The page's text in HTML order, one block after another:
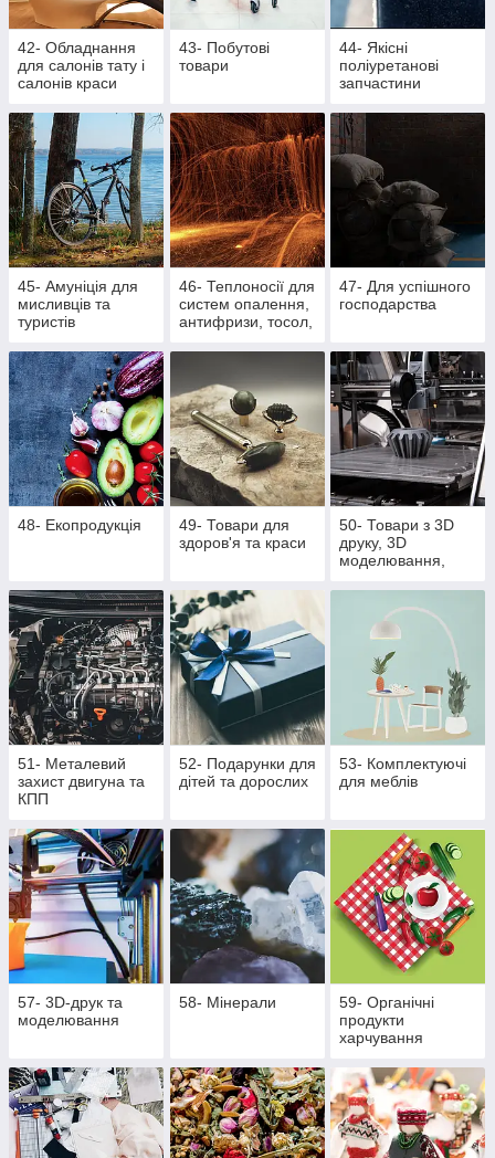
42- Обладнання
для салонів тату і
салонів краси
43- Побутові
товари
44- Якісні
поліуретанові
запчастини
45- Амуніція для
мисливців та
туристів
46- Теплоносії для
систем опалення,
антифризи, тосол,
багаття, активна
47- Для успішного
господарства
48- Екопродукція
49- Товари для
здоров'я та краси
50- Товари з 3D
друку, 3D
моделювання,
та литті під тиском
51- Металевий
захист двигуна та
КПП
52- Подарунки для
дітей та дорослих
53- Комплектуючі
для меблів
57- 3D-друк та
моделювання
58- Мінерали
59- Органічні
продукти
харчування